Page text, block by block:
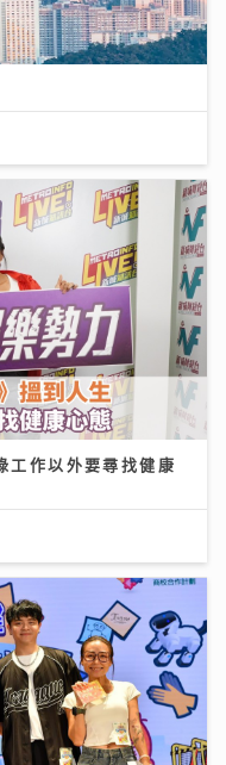
工作以外要尋找健康